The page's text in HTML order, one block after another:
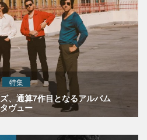
特集
、通算7作目となるアルバム
ヴュー